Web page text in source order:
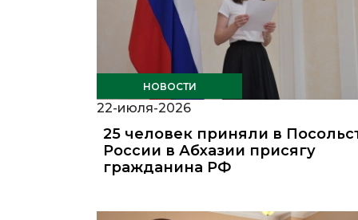
НОВОСТИ
22-июля-2026
25 человек приняли в
России в Абхазии присягу
гражданина РФ